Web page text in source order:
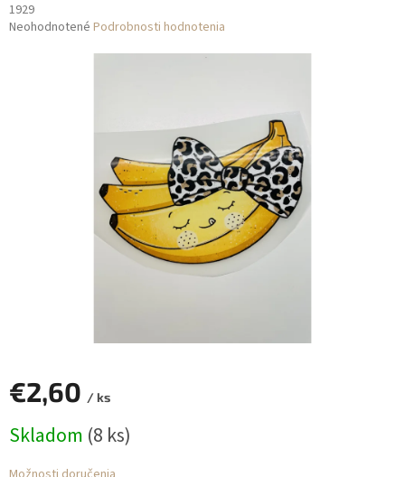
1929
Priemerné
Neohodnotené Podrobnosti hodnotenia
€2,60 / ks
cena:
Skladom (8 ks)